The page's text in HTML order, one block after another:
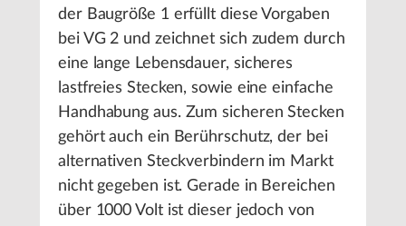
der Baugröße 1 erfüllt diese Vorgaben
bei VG 2 und zeichnet sich zudem durch
eine lange Lebensdauer, sicheres
lastfreies Stecken, sowie eine einfache
Handhabung aus. Zum sicheren Stecken
gehört auch ein Berührschutz, der bei
alternativen Steckverbindern im Markt
nicht gegeben ist. Gerade in Bereichen
über 1000 Volt ist dieser jedoch von